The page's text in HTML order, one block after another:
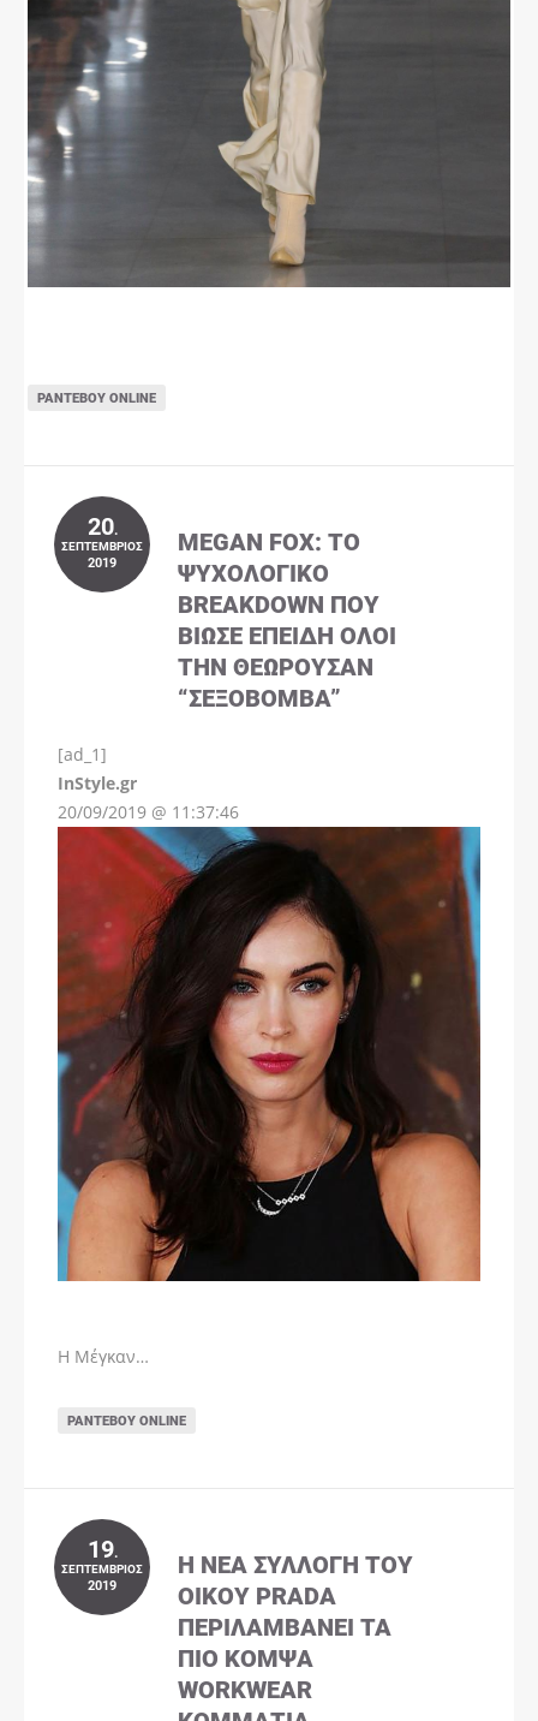
ΡΑΝΤΕΒΟΎ ONLINE
20.
ΣΕΠΤΈΜΒΡΙΟΣ
2019
MEGAN FOX: ΤΟ
ΨΥΧΟΛΟΓΙΚΌ
BREAKDOWN ΠΟΥ
ΒΊΩΣΕ ΕΠΕΙΔΉ ΌΛΟΙ
ΤΗΝ ΘΕΩΡΟΎΣΑΝ
“ΣΕΞΟΒΌΜΒΑ”
[ad_1]
InStyle.gr
20/09/2019 @ 11:37:46
Η Μέγκαν…
ΡΑΝΤΕΒΟΎ ONLINE
19.
ΣΕΠΤΈΜΒΡΙΟΣ
2019
Η ΝΈΑ ΣΥΛΛΟΓΉ ΤΟΥ
ΟΊΚΟΥ PRADA
ΠΕΡΙΛΑΜΒΆΝΕΙ ΤΑ
ΠΙΟ ΚΟΜΨΆ
WORKWEAR